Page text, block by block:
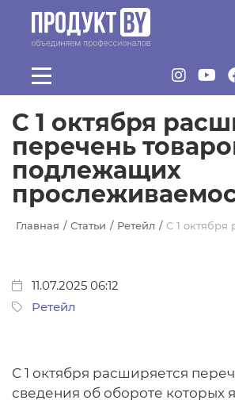
Перейти к основному
C 1 октября
перечень
подлежащих
Главная Статьи Ретейл C 1
11.07.2025 06:12
Ретейл
C 1 октября расширяется
сведения об обороте которых